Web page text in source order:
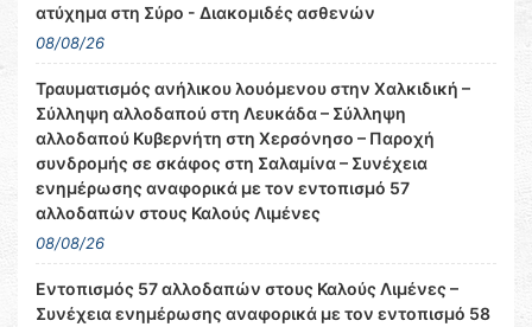
ατύχημα στη Σύρο - Διακομιδές ασθενών
08/08/26
Τραυματισμός ανήλικου λουόμενου στην Χαλκιδική –
Σύλληψη αλλοδαπού στη Λευκάδα – Σύλληψη
αλλοδαπού Κυβερνήτη στη Χερσόνησο – Παροχή
συνδρομής σε σκάφος στη Σαλαμίνα – Συνέχεια
ενημέρωσης αναφορικά με τον εντοπισμό 57
αλλοδαπών στους Καλούς Λιμένες
08/08/26
Εντοπισμός 57 αλλοδαπών στους Καλούς Λιμένες –
Συνέχεια ενημέρωσης αναφορικά με τον εντοπισμό 58